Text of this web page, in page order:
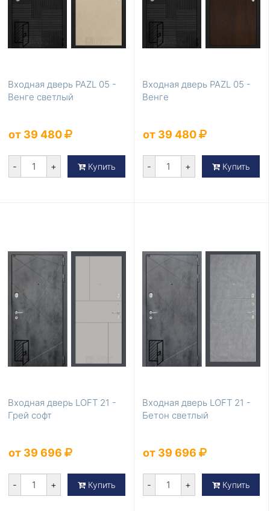
Входная дверь PAZL 05 -
Венге светлый
от 39 480
- + Купить
Входная дверь PAZL 05 -
Венге
от 39 480
- + Купить
Входная дверь LOFT 21 -
Грей софт
от 39 696
- + Купить
Входная дверь LOFT 21 -
Бетон светлый
от 39 696
- + Купить